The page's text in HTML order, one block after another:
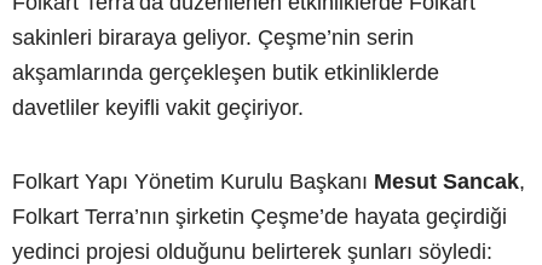
sakinleri biraraya geliyor. Çeşme’nin serin
akşamlarında gerçekleşen butik etkinliklerde
davetliler keyifli vakit geçiriyor.
Folkart Yapı Yönetim Kurulu Başkanı Mesut Sancak,
Folkart Terra’nın şirketin Çeşme’de hayata geçirdiği
yedinci projesi olduğunu belirterek şunları söyledi: